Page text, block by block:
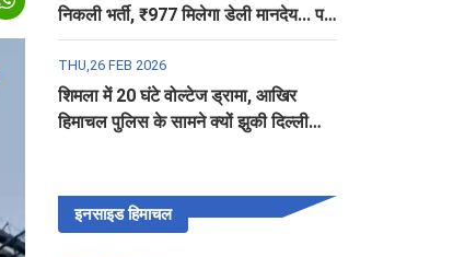
निकली भर्ती, ₹977 मिलेगा डेली मानदेय... पढ़ें
पूरी डिटेल
THU,26 FEB 2026
शिमला में 20 घंटे वोल्टेज ड्रामा, आखिर
हिमाचल पुलिस के सामने क्यों झुकी दिल्ली
इनसाइड हिमाचल